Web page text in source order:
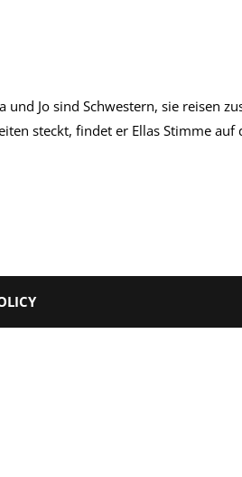
Jo sind Schwestern, sie reisen
steckt, findet er Ellas Stimme auf